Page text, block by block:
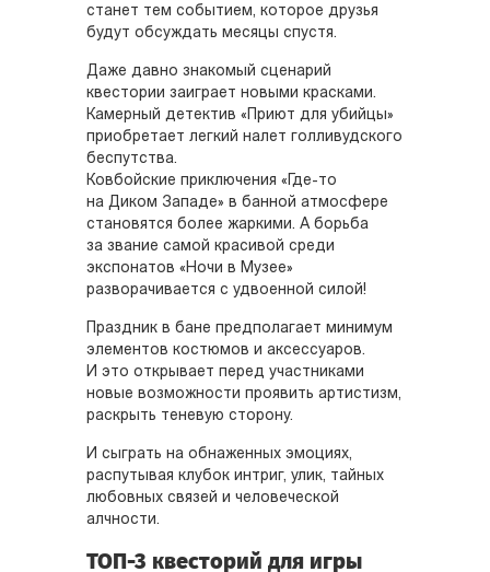
станет тем событием, которое друзья
будут обсуждать месяцы спустя.
Даже давно знакомый сценарий
квестории заиграет новыми красками.
Камерный детектив «Приют для убийцы»
приобретает легкий налет голливудского
беспутства.
Ковбойские приключения «Где-то
на Диком Западе» в банной атмосфере
становятся более жаркими. А борьба
за звание самой красивой среди
экспонатов «Ночи в Музее»
разворачивается с удвоенной силой!
Праздник в бане предполагает минимум
элементов костюмов и аксессуаров.
И это открывает перед участниками
новые возможности проявить артистизм,
раскрыть теневую сторону.
И сыграть на обнаженных эмоциях,
распутывая клубок интриг, улик, тайных
любовных связей и человеческой
алчности.
ТОП-3 квесторий для игры